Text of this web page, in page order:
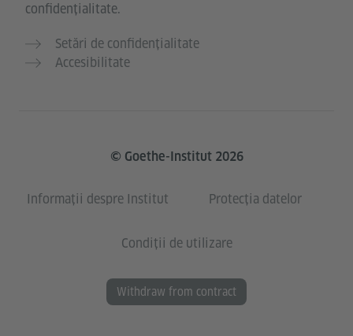
confidențialitate.
Setări de confidențialitate
Accesibilitate
© Goethe-Institut 2026
Informații despre Institut Protecția datelor
Condiții de utilizare
Withdraw from contract